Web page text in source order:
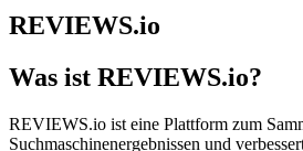
REVIEWS.io
Was ist REVIEWS.io?
REVIEWS.io ist eine Plattform zum
Suchmaschinenergebnissen und